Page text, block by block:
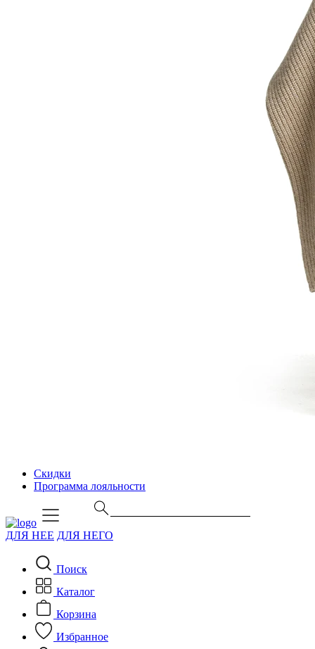
Скидки
Программа лояльности
ДЛЯ НЕЕ ДЛЯ НЕГО
Поиск
Каталог
Корзина
Избранное